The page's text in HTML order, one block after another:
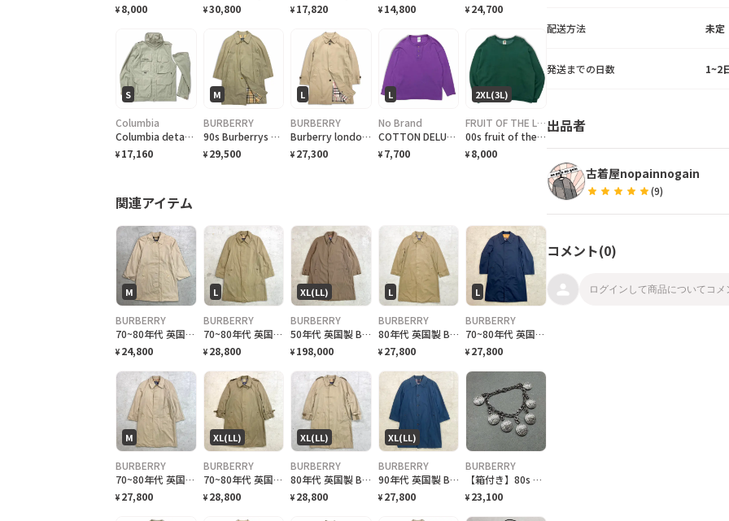
¥ 8,000 ¥30,800 ¥ 17,820 ¥ 14,800 ¥ 24,700
S
Columbia
Columbia detachable packable jacket コロンビア ジャケット デタッチャブル フィッシングベスト ハンティングジャケット
¥ 17,160
M
BURBERRY
90s Burberrys coat バーバリー コート バルマカンコート ステンカラーb-37
¥ 29,500
L
BURBERRY
Burberry london coat バーバリー ロンドン コート 三陽商会 ライナー付属b-34
¥ 27,300
L
No Brand
COTTON DELUXE LONG SLEEVE TEE ロンT ヘンリーネック パープル
¥ 7,700
2XL(3L)
FRUIT OF THE LOOM
00s fruit of the loom sweat shirt フルーツオブザルーム スウェット
¥ 8,000
関連アイテム
M
BURBERRY
70~80年代 英国製 Burberry's バーバリー ステンカラーコート バルマカーンコート メンズM相当 レディースM~L相当 古着 70s 80s ヴィンテージ VINTAGE PRORSUM プローサム バーバリーチェック ノバチェック カーキベージュ
¥ 24,800
L
BURBERRY
70~80年代 英国製 Burberrys バーバリー ステンカラーコート バルマカーンコート メンズL相当 古着 70s 80s VINTAGE ヴィンテージ PRORSUM プローサム バーバリーチェック ノバチェック カーキベージュ
¥ 28,800
XL(LL)
BURBERRY
50年代 英国製 Burberrys バーバリー ギャバジン ステンカラーコート バルマカーンコート メンズXL相当 古着 50s VINTAGE ヴィンテージ 大文字タグ PRORSUM プローサム モスグリーン 苔色
¥ 198,000
L
BURBERRY
80年代 英国製 Burberrys バーバリー ステンカラーコート バルマカーンコート メンズL相当 古着 70s 80s VINTAGE ヴィンテージ PRORSUM プローサム バーバリーチェック ノバチェック カーキベージュ
¥ 27,800
L
BURBERRY
70~80年代 英国製 Burberrys バーバリー ステンカラーコート バルマカーンコート メンズL相当 古着 70s 80s VINTAGE ヴィンテージ PRORSUM プローサム バーバリーチェック ノバチェック 紺色
¥ 27,800
M
BURBERRY
70~80年代 英国製 Burberrys バーバリー ステンカラーコート バルマカーンコート メンズM相当 古着 70s 80s VINTAGE ヴィンテージ PRORSUM プローサム バーバリーチェック ノバチェック ライトベージュ
¥ 27,800
XL(LL)
BURBERRY
70~80年代 英国製 Burberrys バーバリー シングルトレンチコート メンズXL相当 古着 70s 80s VINTAGE ヴィンテージ PRORSUM プローサム バーバリーチェック ノバチェック ライトカーキグリーン
¥ 28,800
XL(LL)
BURBERRY
80年代 英国製 Burberrys バーバリー シングルトレンチコート メンズXL相当 古着 80s VINTAGE ヴィンテージ PRORSUM プローサム バーバリーチェック ノバチェック サンドベージュ
¥ 28,800
XL(LL)
BURBERRY
90年代 英国製 Burberrys バーバリー ステンカラーコート バルマカーンコート メンズXL相当 古着 90s VINTAGE ヴィンテージ PRORSUM プローサム バーバリーチェック 紺色
¥ 27,800
BURBERRY
【箱付き】80s Burberrys bracelet ブレスレット burberry バーバリー シルバー
¥ 23,100
配送方法 未定
発送までの日数 1~2
出品者
古着屋nopainnogain
star star star star star(9)
コメント(0)